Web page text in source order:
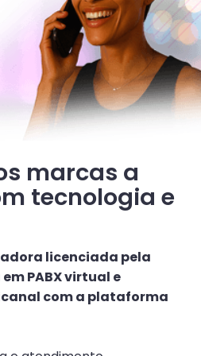
marcas a
tecnologia e
licenciada pela
PABX virtual e
com a plataforma